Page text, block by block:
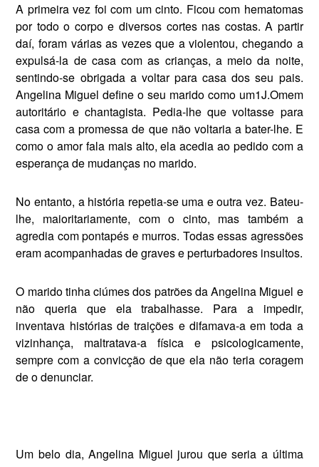
A primeira vez foi com um cinto. Ficou com hematomas
por todo o corpo e diversos cortes nas costas. A partir
daí, foram várias as vezes que a violentou, chegando a
expulsá-la de casa com as crianças, a meio da noite,
sentindo-se obri­gada a voltar para casa dos seu pais.
Angelina Miguel define o seu ma­rido como um1J.Omem
autoritário e chantagista. Pedia-lhe que voltasse para
casa com a promessa de que não voltaria a bater-lhe. E
como o amor fala mais alto, ela acedia ao pedido com a
esperança de mudan­ças no marido.
No entanto, a história repetia-se uma e outra vez. Bateu-
lhe, maiori­tariamente, com o cinto, mas tam­bém a
agredia com pontapés e mur­ros. Todas essas agressões
eram acompanhadas de graves e pertur­badores insultos.
O marido tinha ciúmes dos pa­trões da Angelina Miguel e
não queria que ela trabalhasse. Para a impedir,
inventava histórias de traições e difamava-a em toda a
vi­zinhança, maltratava-a física e psicologicamente,
sempre com a convicção de que ela não teria co­ragem
de o denunciar.
Um belo dia, Angelina Miguel jurou que seria a última